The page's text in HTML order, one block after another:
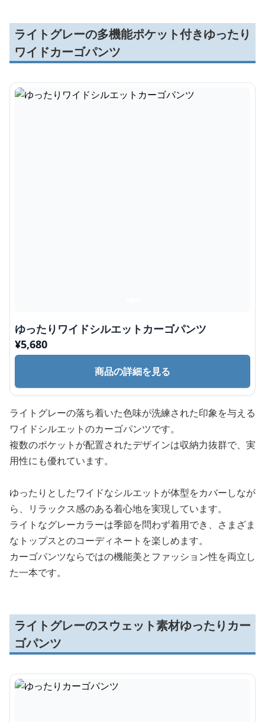
ライトグレーの多機能ポケット付きゆったり
ワイドカーゴパンツ
ゆったりワイドシルエットカーゴパンツ
¥5,680
商品の詳細を見る
ライトグレーの落ち着いた色味が洗練された印象を与える
ワイドシルエットのカーゴパンツです。
複数のポケットが配置されたデザインは収納力抜群で、実
用性にも優れています。
ゆったりとしたワイドなシルエットが体型をカバーしなが
ら、リラックス感のある着心地を実現しています。
ライトなグレーカラーは季節を問わず着用でき、さまざま
なトップスとのコーディネートを楽しめます。
カーゴパンツならではの機能美とファッション性を両立し
た一本です。
ライトグレーのスウェット素材ゆったりカー
ゴパンツ